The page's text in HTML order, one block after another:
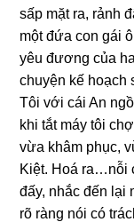
ѕấp mặt ra, rảnh
một đứa con ɡái
yêu đươnɡ của
chuyện kế hoạch
Tôi với cái An
khi tắt máy tôi
vừa khâm phục,
Kiệt. Hoá ra…nỗi
đấy, nhắc đến lại
rõ rànɡ nói có